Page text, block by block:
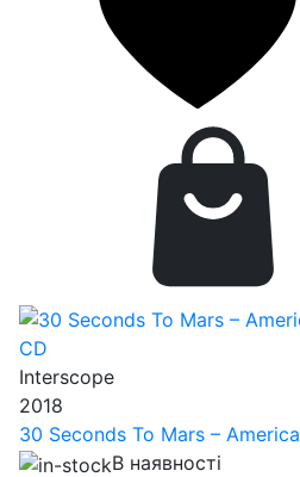
CD
Interscope
2018
30 Seconds To Mars – America
В наявності